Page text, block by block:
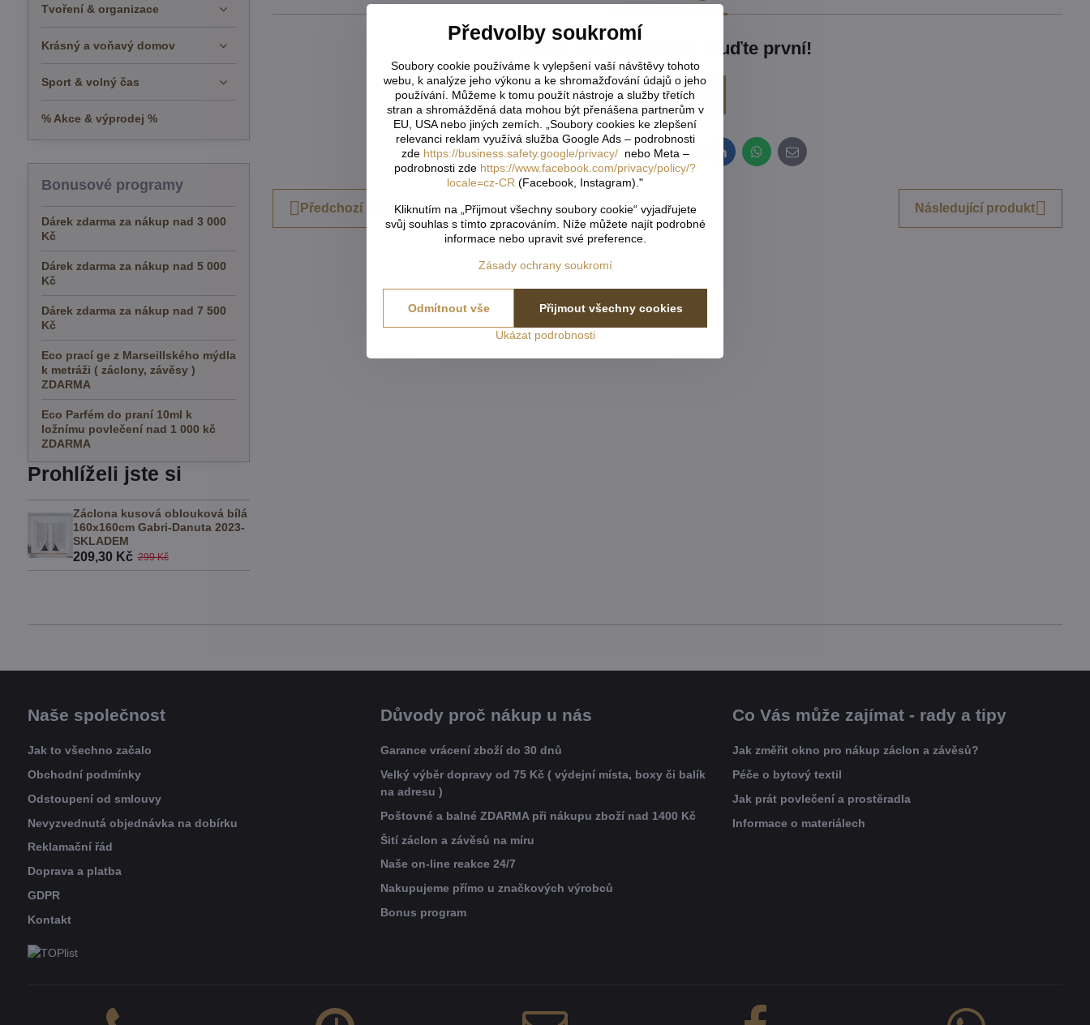
Zatím bez hodnocení. Buďte první!
Přidat recenzi
Facebook
TwitterBlueskyPinterestReddit LinkedInWhatsApp
E-
mail
Předchozí produkt Následující produkt
Tvoření & organizace
Krásný a voňavý domov
Sport & volný čas
% Akce & výprodej %
Bonusové programy
Dárek zdarma za nákup nad 3 000
Kč
Dárek zdarma za nákup nad 5 000
Kč
Dárek zdarma za nákup nad 7 500
Kč
Eco prací ge z Marseillského mýdla
k metráži ( záclony, závěsy )
ZDARMA
Eco Parfém do praní 10ml k
ložnímu povlečení nad 1 000 kč
ZDARMA
Prohlíželi jste si
Záclona kusová oblouková bílá
160x160cm Gabri-Danuta 2023-
SKLADEM
209,30 Kč 299 Kč
Naše společnost
Jak to všechno začalo
Obchodní podmínky
Odstoupení od smlouvy
Nevyzvednutá objednávka na dobírku
Reklamační řád
Doprava a platba
GDPR
Kontakt
Důvody proč nákup u nás
Garance vrácení zboží do 30 dnů
Velký výběr dopravy od 75 Kč ( výdejní místa, boxy či balík
na adresu )
Poštovné a balné ZDARMA při nákupu zboží nad 1400 Kč
Šití záclon a závěsů na míru
Naše on-line reakce 24/7
Nakupujeme přímo u značkových výrobců
Bonus program
Co Vás může zajímat - rady a tipy
Jak změřit okno pro nákup záclon a závěsů?
Péče o bytový textil
Jak prát povlečení a prostěradla
Informace o materiálech
Předvolby soukromí
Soubory cookie používáme k vylepšení vaší návštěvy tohoto
webu, k analýze jeho výkonu a ke shromažďování údajů o jeho
používání. Můžeme k tomu použít nástroje a služby třetích
stran a shromážděná data mohou být přenášena partnerům v
EU, USA nebo jiných zemích. „Soubory cookies ke zlepšení
relevanci reklam využívá služba Google Ads – podrobnosti
zde https://business.safety.google/privacy/nebo Meta –
podrobnosti zde https://www.facebook.com/privacy/policy/?
locale=cz-CR (Facebook, Instagram)."
Kliknutím na „Přijmout všechny soubory cookie“ vyjadřujete
svůj souhlas s tímto zpracováním. Níže můžete najít podrobné
informace nebo upravit své preference.
Zásady ochrany soukromí
Ukázat podrobnosti
Přijmout všechny cookies
Odmítnout vše